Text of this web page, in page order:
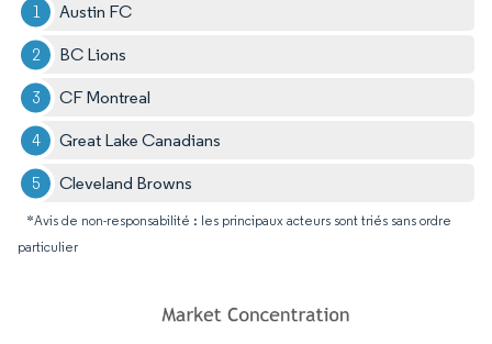
Austin FC
BC Lions
CF Montreal
Great Lake Canadians
Cleveland Browns
*Avis de non-responsabilité : les principaux acteurs sont triés sans ordre
particulier